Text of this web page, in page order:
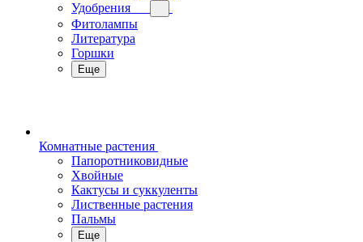
Удобрения
Фитолампы
Литература
Горшки
Еще
Комнатные растения
Папоротниковидные
Хвойные
Кактусы и суккуленты
Лиственные растения
Пальмы
Еще